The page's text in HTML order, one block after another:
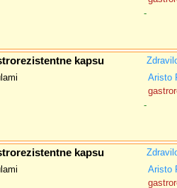
-
kapsu
Aristo
-
kapsu
Aristo